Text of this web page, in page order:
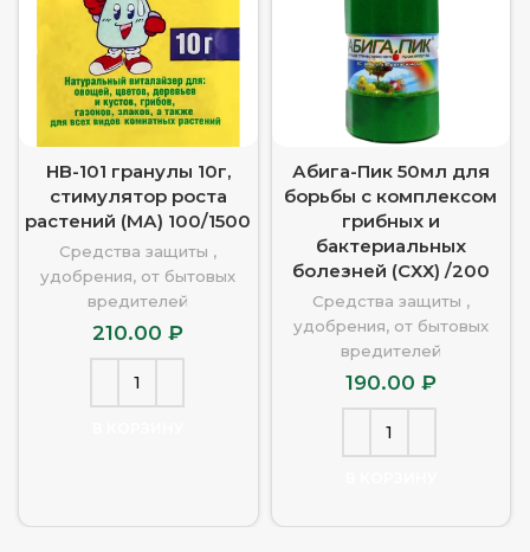
HB-101 гранулы 10г,
стимулятор роста
растений (МА) 100/1500
Средства защиты ,
удобрения, от бытовых
вредителей
210.00₽
Абига-Пик 50мл для
борьбы с комплексом
грибных и
бактериальных
болезней (СХХ) /200
Средства защиты ,
удобрения, от бытовых
вредителей
190.00 ₽